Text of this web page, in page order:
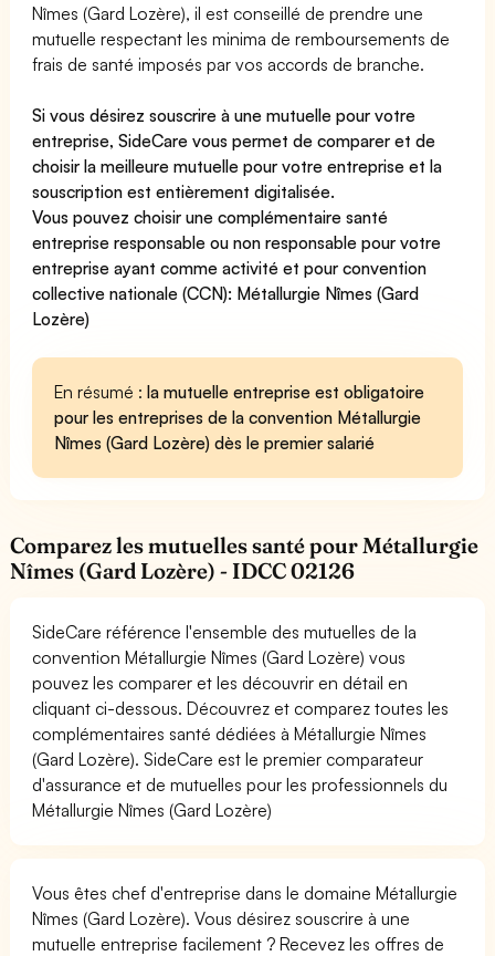
Nîmes (Gard Lozère), il est conseillé de prendre une
mutuelle respectant les minima de remboursements de
frais de santé imposés par vos accords de branche.
Si vous désirez souscrire à une mutuelle pour votre
entreprise, SideCare vous permet decomparer et de
choisir la meilleure mutuelle pour votre entreprise et la
souscription est entièrement digitalisée.
Vous pouvez choisir une complémentaire santé
entrepriseresponsable ou non responsable pour votre
entreprise ayant comme activité et pour convention
collective nationale (CCN): Métallurgie Nîmes (Gard
Lozère)
En résumé :la mutuelle entreprise est obligatoire
pour les entreprises de la convention Métallurgie
Nîmes (Gard Lozère) dès le premier salarié
Comparez les mutuelles santé pour Métallurgie
Nîmes (Gard Lozère) - IDCC 02126
SideCare référence l'ensemble des mutuelles de la
convention Métallurgie Nîmes (Gard Lozère) vous
pouvez les comparer et les découvrir en détail en
cliquant ci-dessous. Découvrez et comparez toutes les
complémentaires santé dédiées à Métallurgie Nîmes
(Gard Lozère). SideCare est le premier comparateur
d'assurance et de mutuelles pour les professionnels du
Métallurgie Nîmes (Gard Lozère)
Vous êtes chef d'entreprise dans le domaine Métallurgie
Nîmes (Gard Lozère). Vous désirez souscrire à une
mutuelle entreprise facilement ? Recevez les offres de